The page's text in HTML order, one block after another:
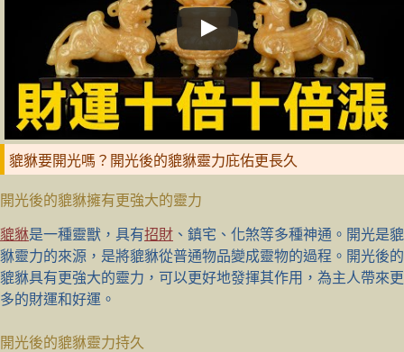
貔貅要開光嗎？開光後的貔貅靈力庇佑更長久
開光後的貔貅擁有更強大的靈力
貔貅是一種靈獸，具有招財 、鎮宅、化煞等多種神通。開光是貔
貅靈力的來源，是將貔貅從普通物品變成靈物的過程。開光後的
貔貅具有更強大的靈力，可以更好地發揮其作用，為主人帶來更
多的財運和好運。
開光後的貔貅靈力持久